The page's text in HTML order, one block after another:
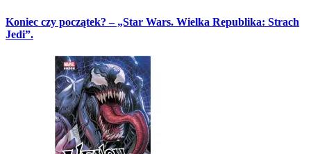
Koniec czy początek? – „Star Wars. Wielka Republika: Strach
Jedi”.